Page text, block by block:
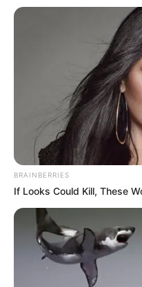
Γιατί δεν
έρευνες
Δείτε όλες τις
τον Κόσμο, τη στιγμή
BRAINBERRIES
If Looks Could Kill, These